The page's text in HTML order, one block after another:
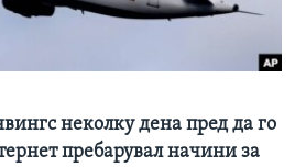
неколку дена пред да го
пребарувал начини за